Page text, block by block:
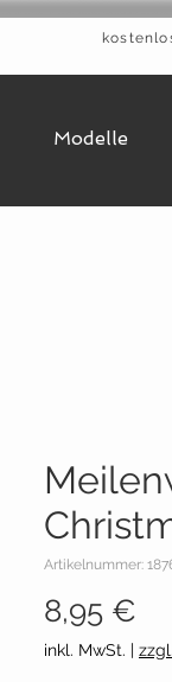
Modelle
Artikelnummer:
8,95 €
inkl. MwSt. |